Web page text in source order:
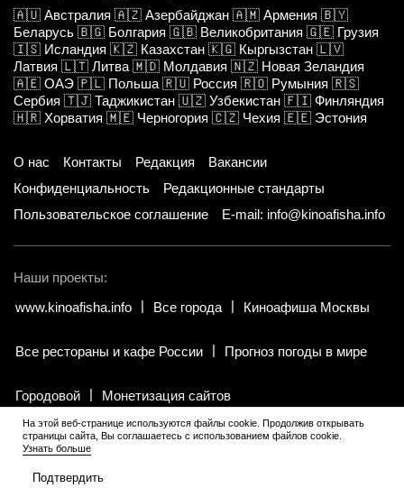
🇦🇺 Австралия 🇦🇿 Азербайджан 🇦🇲 Армения 🇧🇾
Беларусь 🇧🇬 Болгария 🇬🇧 Великобритания 🇬🇪 Грузия
🇮🇸 Исландия 🇰🇿 Казахстан 🇰🇬 Кыргызстан 🇱🇻
Латвия 🇱🇹 Литва 🇲🇩 Молдавия 🇳🇿 Новая Зеландия
🇦🇪 ОАЭ 🇵🇱 Польша 🇷🇺 Россия 🇷🇴 Румыния 🇷🇸
Сербия 🇹🇯 Таджикистан 🇺🇿 Узбекистан 🇫🇮 Финляндия
🇭🇷 Хорватия 🇲🇪 Черногория 🇨🇿 Чехия 🇪🇪 Эстония
О нас Контакты Редакция
Вакансии
Конфиденциальность
Редакционные стандарты
Пользовательское соглашение
E-mail: info@kinoafisha.info
Наши проекты:
www.kinoafisha.info
Все города Киноафиша Москвы
Все рестораны и кафе России Прогноз погоды в мире
Городовой Монетизация сайтов
© 2002-2026 Все права и материалы принадлежат «Киноафиша».
18+. Копирование информации только с письменного разрешения
редакции.
На этой веб-странице используются файлы cookie. Продолжив открывать
страницы сайта, Вы соглашаетесь с использованием файлов cookie.
Узнать больше
Подтвердить